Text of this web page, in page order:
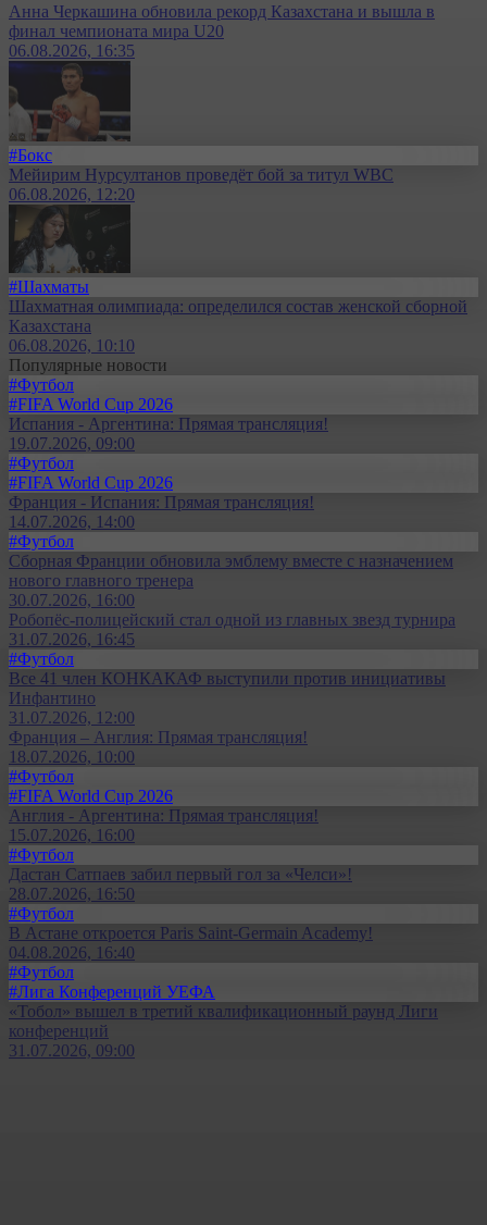
Анна Черкашина обновила рекорд Казахстана и вышла в
финал чемпионата мира U20
06.08.2026, 16:35
#Бокс
Мейирим Нурсултанов проведёт бой за титул WBC
06.08.2026, 12:20
#Шахматы
Шахматная олимпиада: определился состав женской сборной
Казахстана
06.08.2026, 10:10
Популярные новости
#Футбол
#FIFA World Cup 2026
Испания - Аргентина: Прямая трансляция!
19.07.2026, 09:00
#Футбол
#FIFA World Cup 2026
Франция - Испания: Прямая трансляция!
14.07.2026, 14:00
#Футбол
Сборная Франции обновила эмблему вместе с назначением
нового главного тренера
30.07.2026, 16:00
Робопёс-полицейский стал одной из главных звезд турнира
31.07.2026, 16:45
#Футбол
Все 41 член КОНКАКАФ выступили против инициативы
Инфантино
31.07.2026, 12:00
Франция – Англия: Прямая трансляция!
18.07.2026, 10:00
#Футбол
#FIFA World Cup 2026
Англия - Аргентина: Прямая трансляция!
15.07.2026, 16:00
#Футбол
Дастан Сатпаев забил первый гол за «Челси»!
28.07.2026, 16:50
#Футбол
В Астане откроется Paris Saint-Germain Academy!
04.08.2026, 16:40
#Футбол
#Лига Конференций УЕФА
«Тобол» вышел в третий квалификационный раунд Лиги
конференций
31.07.2026, 09:00